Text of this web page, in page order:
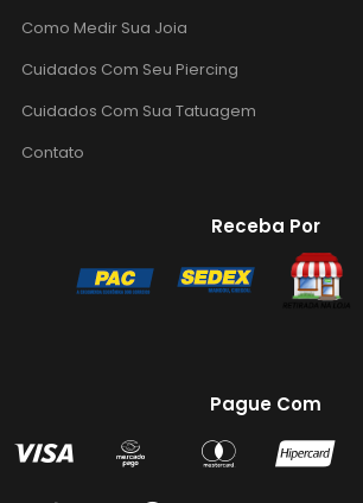
Como Medir Sua Joia
Cuidados Com Seu Piercing
Cuidados Com Sua Tatuagem
Contato
Receba Por
Pague Com